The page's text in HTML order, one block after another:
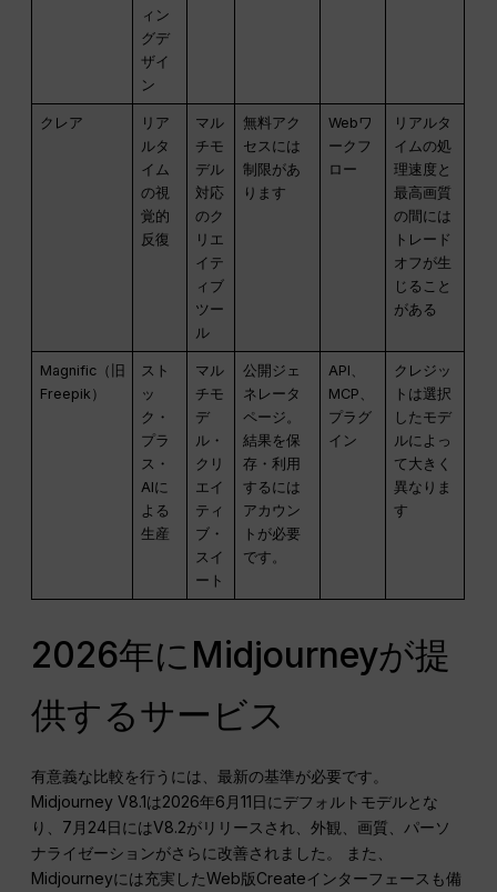
ィン
グデ
ザイ
ン
クレア
リア
ルタ
イム
の視
覚的
反復
マル
チモ
デル
対応
のク
リエ
イテ
ィブ
ツー
ル
無料アク
セスには
制限があ
ります
Webワ
ークフ
ロー
リアルタ
イムの処
理速度と
最高画質
の間には
トレード
オフが生
じること
がある
Magnific（旧
Freepik）
スト
ッ
ク・
プラ
ス・
AIに
よる
生産
マル
チモ
デ
ル・
クリ
エイ
ティ
ブ・
スイ
ート
公開ジェ
ネレータ
ページ。
結果を保
存・利用
するには
アカウン
トが必要
です。
API、
MCP、
プラグ
イン
クレジッ
トは選択
したモデ
ルによっ
て大きく
異なりま
す
2026年にMidjourneyが提
供するサービス
有意義な比較を行うには、最新の基準が必要です。
Midjourney V8.1は2026年6月11日にデフォルトモデルとな
り、7月24日にはV8.2がリリースされ、外観、画質、パーソ
ナライゼーションがさらに改善されました。 また、
Midjourneyには充実したWeb版Createインターフェースも備